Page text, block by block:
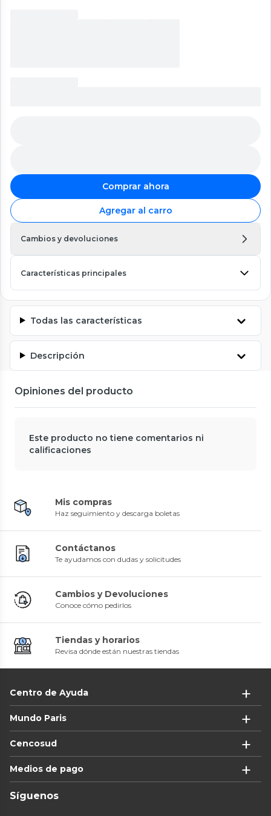
Comprar ahora
Agregar al carro
Cambios y devoluciones
Características principales
Todas las características
Descripción
Opiniones del producto
Este producto no tiene comentarios ni
calificaciones
Mis compras
Haz seguimiento y descarga boletas
Contáctanos
Te ayudamos con dudas y solicitudes
Cambios y Devoluciones
Conoce cómo pedirlos
Tiendas y horarios
Revisa dónde están nuestras tiendas
Centro de Ayuda
Mundo Paris
Cencosud
Medios de pago
Síguenos